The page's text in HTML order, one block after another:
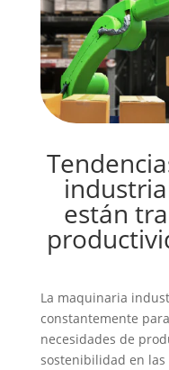
están
La maquinaria
constantemente
necesidades de
sostenibilidad en las